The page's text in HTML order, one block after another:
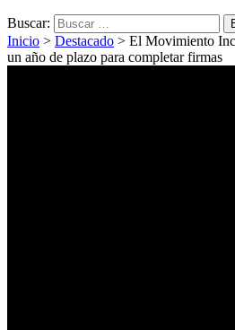
Buscar:
Inicio > Destacado > El Movimiento
un año de plazo para completar firmas